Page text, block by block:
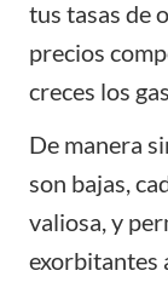
tus tasas de
precios
creces los
De manera
son bajas,
valiosa, y
exorbitantes